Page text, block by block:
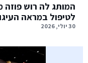
המותג לה רוש פוזה
לטיפול במראה
30 יולי, 2026